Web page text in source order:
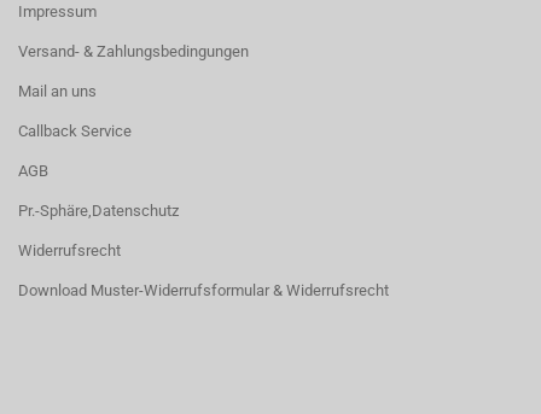
Impressum
Versand- & Zahlungsbedingungen
Mail an uns
Callback Service
AGB
Pr.-Sphäre,Datenschutz
Widerrufsrecht
Download Muster-Widerrufsformular & Widerrufsrecht